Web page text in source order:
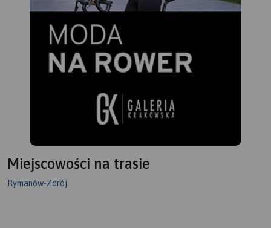
Miejscowości na trasie
Rymanów-Zdrój